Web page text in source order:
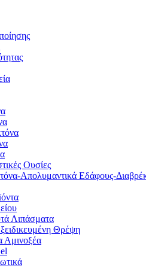
Ουσίες
Απολυμαντικά Εδάφους-
Λιπάσματα
Θρέψη
Αμινοξέα